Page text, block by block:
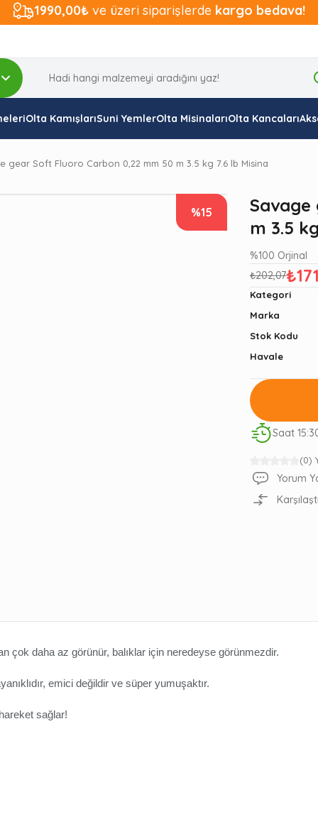
1990,00₺ ve üzeri siparişlerde kargo bedava!
Olta KamışlarıSuni YemlerOlta MisinalarıOlta Kancaları
gear Soft Fluoro Carbon 0,22 mm 50 m 3.5 kg 7.6 lb Misina
%15
(0)
m 3.5
%100 Orjinal
₺202,07
Kategori
Marka
Stok Kodu
Havale
Saat
Yorum
çok daha az görünür, balıklar için neredeyse görünmezdir.
emici değildir ve süper yumuşaktır.
sağlar!